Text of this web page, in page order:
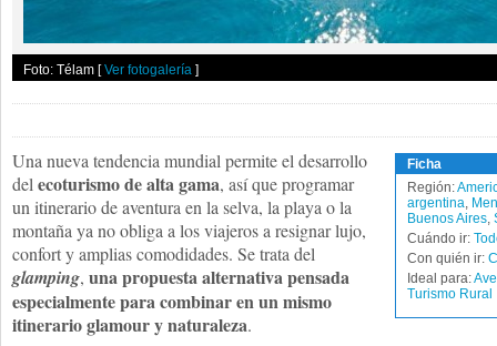
Foto: Télam [Ver fotogalería ]
Ficha
Región:
argentina,
Buenos Aires,
Cuándo ir:
Con quién ir:
Ideal para:
Turismo Rural
Una nueva tendencia mundial permite el desarrollo
del ecoturismo de alta gama, así que programar
un itinerario de aventura en la selva, la playa o la
montaña ya no obliga a los viajeros a resignar lujo,
confort y amplias comodidades. Se trata del
glamping, una propuesta alternativa pensada
especialmente para combinar en un mismo
itinerario glamour y naturaleza.